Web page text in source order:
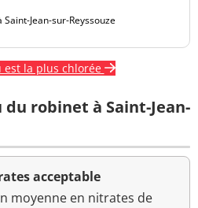
Jean-sur-Reyssouze
est la plus chlorée
robinet à Saint-Jean-
acceptable
moyenne en nitrates de